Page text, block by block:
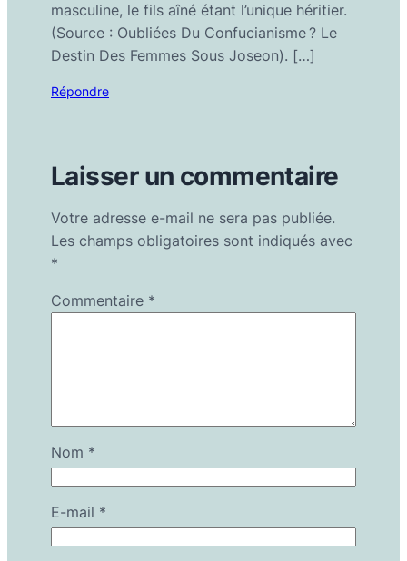
masculine, le fils aîné étant l’unique héritier.
(Source : Oubliées Du Confucianisme ? Le
Destin Des Femmes Sous Joseon). […]
Répondre
Laisser un commentaire
Votre adresse e-mail ne sera pas publiée.
Les champs obligatoires sont indiqués avec
*
Commentaire *
Nom *
E-mail *